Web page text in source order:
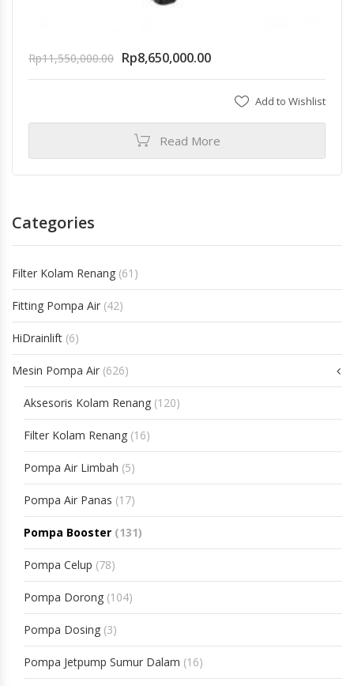
Rp11,550,000.00 Rp8,650,000.00
Add to Wishlist
Read More
Categories
Filter Kolam Renang (61)
Fitting Pompa Air (42)
HiDrainlift (6)
Mesin Pompa Air (626)
Aksesoris Kolam Renang (120)
Filter Kolam Renang (16)
Pompa Air Limbah (5)
Pompa Air Panas (17)
Pompa Booster (131)
Pompa Celup (78)
Pompa Dorong (104)
Pompa Dosing (3)
Pompa Jetpump Sumur Dalam (16)